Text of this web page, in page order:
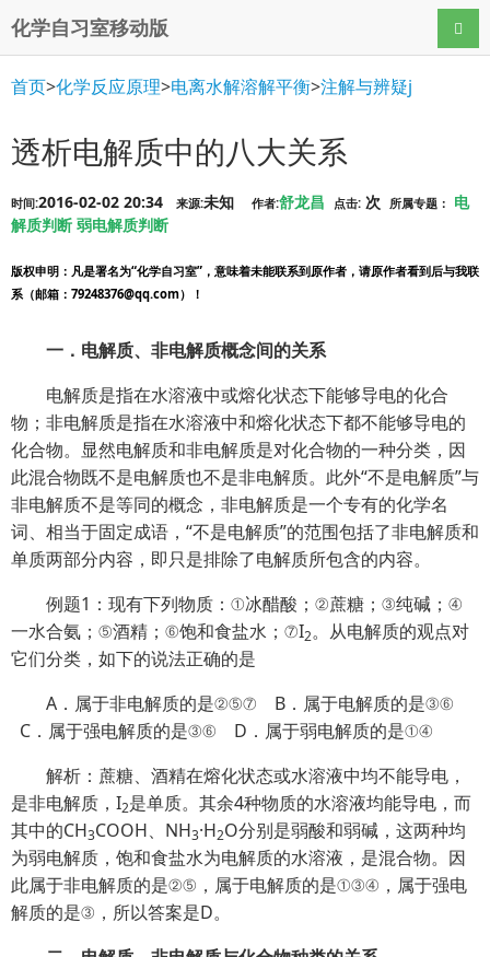
化学自习室移动版 导航
首页>化学反应原理>电离水解溶解平衡>注解与辨疑j
透析电解质中的八大关系
时间:2016-02-02 20:34 来源:未知 作者:舒龙昌 点击: 次 所属专题： 电
解质判断 弱电解质判断
版权申明 ：凡是署名为“化学自习室”，意味着未能联系到原作者，请原作者看到后与我联
系（邮箱：79248376@qq.com）！
一．电解质、非电解质概念间的关系
电解质是指在水溶液中或熔化状态下能够导电的化合
物；非电解质是指在水溶液中和熔化状态下都不能够导电的
化合物。显然电解质和非电解质是对化合物的一种分类，因
此混合物既不是电解质也不是非电解质。此外“不是电解质”与
非电解质不是等同的概念，非电解质是一个专有的化学名
词、相当于固定成语，“不是电解质”的范围包括了非电解质和
单质两部分内容，即只是排除了电解质所包含的内容。
例题1：现有下列物质：①冰醋酸；②蔗糖；③纯碱；④
一水合氨；⑤酒精；⑥饱和食盐水；⑦I2。从电解质的观点对
它们分类，如下的说法正确的是
A．属于非电解质的是②⑤⑦ B．属于电解质的是③⑥
C．属于强电解质的是③⑥ D．属于弱电解质的是①④
解析：蔗糖、酒精在熔化状态或水溶液中均不能导电，
是非电解质，I2是单质。其余4种物质的水溶液均能导电，而
其中的CH3COOH、NH3·H2O分别是弱酸和弱碱，这两种均
为弱电解质，饱和食盐水为电解质的水溶液，是混合物。因
此属于非电解质的是②⑤，属于电解质的是①③④，属于强电
解质的是③，所以答案是D。